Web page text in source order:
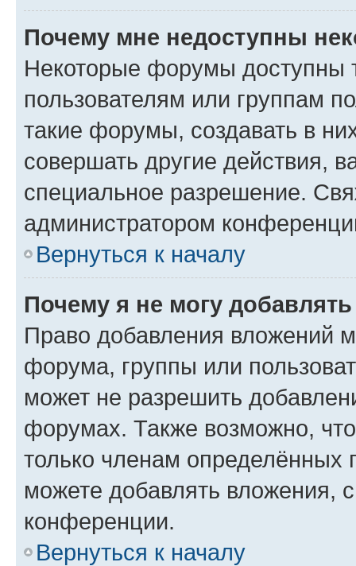
Почему мне недоступны
Некоторые форумы доступны
пользователям или группам
такие форумы, создавать в
совершать другие действия,
специальное разрешение.
администратором
Вернуться к началу
Почему я не могу
Право добавления вложений
форума, группы или
может не разрешить
форумах. Также возможно,
только членам определённых
можете добавлять вложения,
конференции.
Вернуться к началу